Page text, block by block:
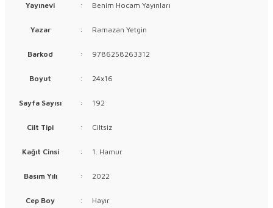
Yayınevi : Benim Hocam Yayınları
Yazar : Ramazan Yetgin
Barkod : 9786258263312
Boyut : 24x16
Sayfa Sayısı : 192
Cilt Tipi : Ciltsiz
Kağıt Cinsi : 1. Hamur
Basım Yılı : 2022
Cep Boy : Hayır